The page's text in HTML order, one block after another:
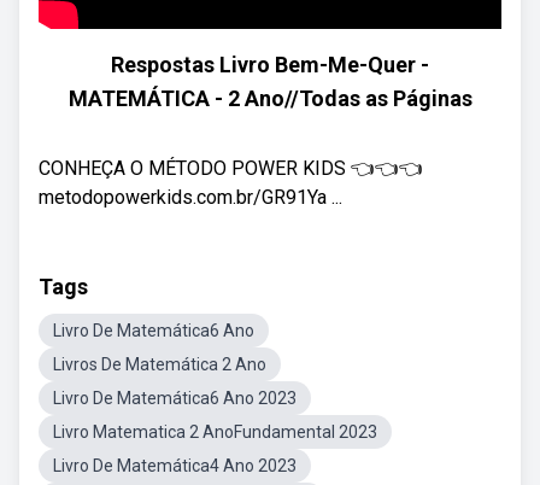
Respostas Livro Bem-Me-Quer -
MATEMÁTICA - 2 Ano//Todas as Páginas
CONHEÇA O MÉTODO POWER KIDS 👈👈👈
metodopowerkids.com.br/GR91Ya ...
Tags
Livro De Matemática6 Ano
Livros De Matemática 2 Ano
Livro De Matemática6 Ano 2023
Livro Matematica 2 AnoFundamental 2023
Livro De Matemática4 Ano 2023